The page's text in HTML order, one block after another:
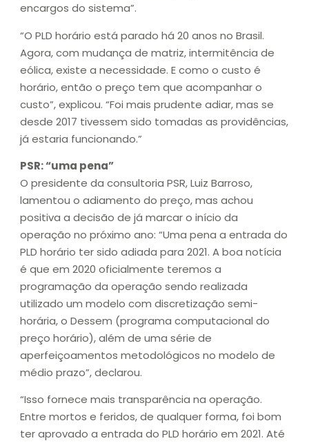
encargos do sistema”.
“O PLD horário está parado há 20 anos no Brasil.
Agora, com mudança de matriz, intermitência de
eólica, existe a necessidade. E como o custo é
horário, então o preço tem que acompanhar o
custo”, explicou. “Foi mais prudente adiar, mas se
desde 2017 tivessem sido tomadas as providências,
já estaria funcionando.”
PSR: “uma pena”
O presidente da consultoria PSR, Luiz Barroso,
lamentou o adiamento do preço, mas achou
positiva a decisão de já marcar o início da
operação no próximo ano: “Uma pena a entrada do
PLD horário ter sido adiada para 2021. A boa notícia
é que em 2020 oficialmente teremos a
programação da operação sendo realizada
utilizado um modelo com discretização semi-
horária, o Dessem (programa computacional do
preço horário), além de uma série de
aperfeiçoamentos metodológicos no modelo de
médio prazo”, declarou.
“Isso fornece mais transparência na operação.
Entre mortos e feridos, de qualquer forma, foi bom
ter aprovado a entrada do PLD horário em 2021. Até